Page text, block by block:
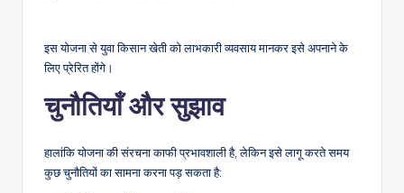
इस योजना से युवा किसान खेती को लाभकारी व्यवसाय मानकर इसे अपनाने के
लिए प्रेरित होंगे।
चुनौतियाँ और सुझाव
हालांकि योजना की संरचना काफी प्रभावशाली है, लेकिन इसे लागू करते समय
कुछ चुनौतियों का सामना करना पड़ सकता है: